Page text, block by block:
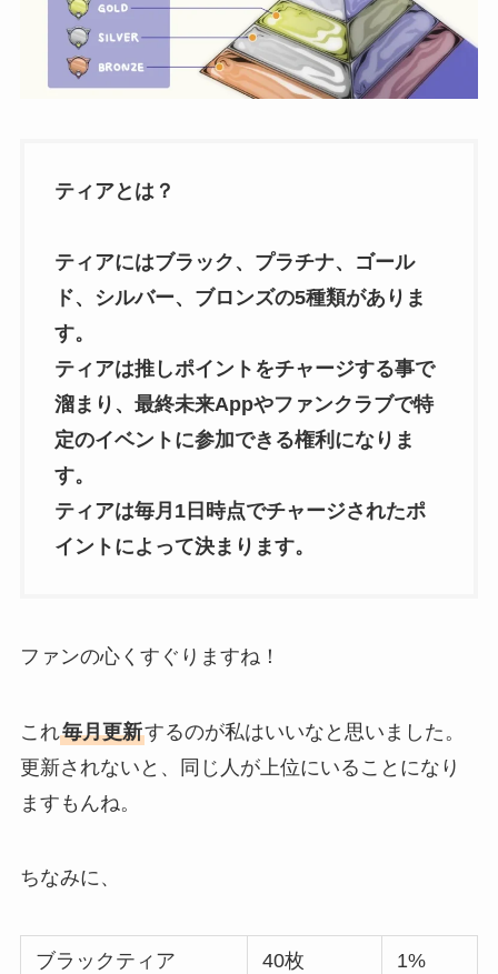
ティアとは？
ティアにはブラック、プラチナ、ゴール
ド、シルバー、ブロンズの5種類がありま
す。
ティアは推しポイントをチャージする事で
溜まり、最終未来Appやファンクラブで特
定のイベントに参加できる権利になりま
す。
ティアは毎月1日時点でチャージされたポ
イントによって決まります。
ファンの心くすぐりますね！
これ毎月更新するのが私はいいなと思いました。
更新されないと、同じ人が上位にいることになり
ますもんね。
ちなみに、
ブラックティア 40枚 1%